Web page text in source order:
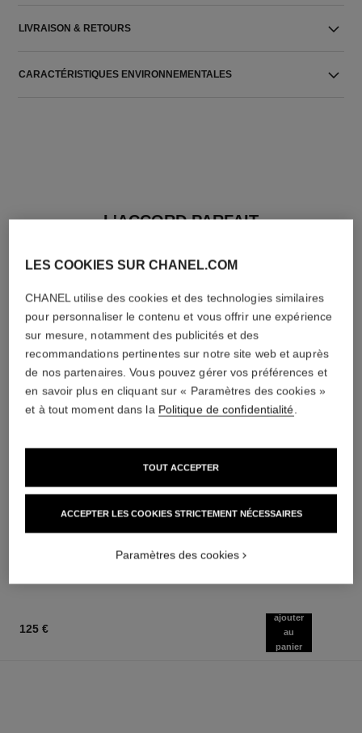
LIVRAISON & RETOURS
CARACTÉRISTIQUES ENVIRONNEMENTALES
L'ACCORD PARFAIT
rouge allure velvet
Le Rouge Velours Lumineux
20 teintes disponibles
(14571,43€/Kg)
AJOUTER AU PANIER
le lift crème
Lisse les Rides – Raffermit –
AJOUTER AU PANIER
125 €
ajouter
au
panier
LES COOKIES SUR CHANEL.COM
CHANEL utilise des cookies et des technologies similaires
pour personnaliser le contenu et vous offrir une expérience
sur mesure, notamment des publicités et des
recommandations pertinentes sur notre site web et auprès
de nos partenaires. Vous pouvez gérer vos préférences et
en savoir plus en cliquant sur « Paramètres des cookies »
et à tout moment dans la Politique de confidentialité
ACCEPTER LES COOKIES STRICTEMENT NÉCESSAIRES
TOUT ACCEPTER
Paramètres des cookies